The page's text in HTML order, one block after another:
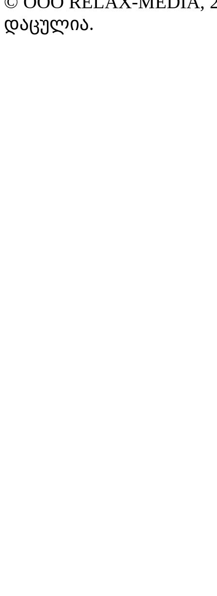
დაცულია.